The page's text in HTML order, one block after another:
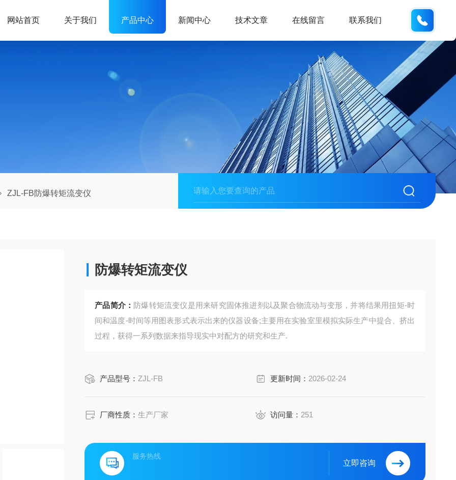
网站首页 关于我们 产品中心 新闻中心 技术文章 在线留言 联系我们
ZJL-FB防爆转矩流变仪
防爆转矩流变仪
产品简介： 防爆转矩流变仪是用来研究固体推进剂以及聚合物流动与变形，并将结果用扭矩-时
间和温度-时间等用图表形式表示出来的仪器设备;主要用在实验室里模拟实际生产中提合、挤出
过程，获得一系列数据来指导现实中对配方的研究和生产.
产品型号： ZJL-FB 更新时间： 2026-02-24
厂商性质：生产厂家 访问量： 251
服务热线
立即咨询